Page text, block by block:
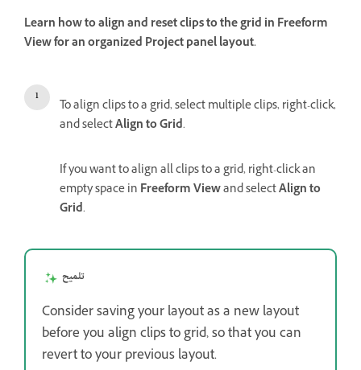
Learn how to align and reset clips to the grid in Freeform
View for an organized Project panel layout.
To align clips to a grid, select multiple clips, right-click,
and selectAlign to Grid.
If you want to align all clips to a grid, right-click an
empty space in Freeform Viewand selectAlign to
Grid.
تلميح
Consider saving your layout as a new layout
before you align clips to grid, so that you can
revert to your previous layout.